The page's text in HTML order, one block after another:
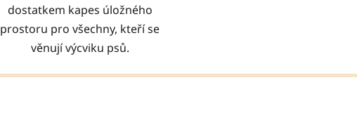
dostatkem kapes úložného
prostoru pro všechny, kteří se
věnují výcviku psů.